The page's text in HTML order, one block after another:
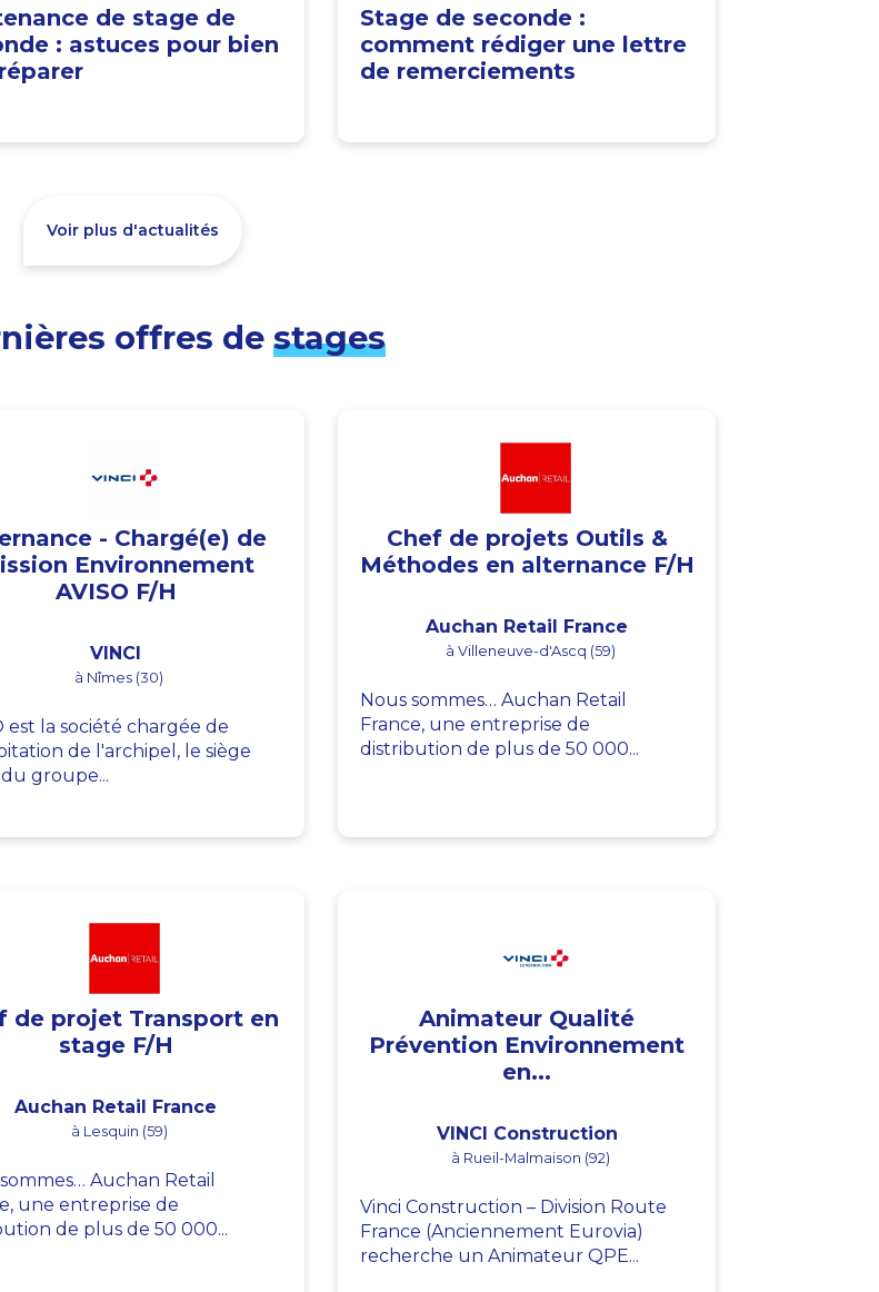
de stage de
: astuces pour bien
Stage de seconde :
comment rédiger une lettre
de remerciements
Voir plus d'actualités
offres de stages
- Chargé(e) de
Environnement
AVISO F/H
VINCI
à Nîmes (30)
est la société chargée de
de l'archipel, le siège
groupe...
Chef de projets Outils &
Méthodes en alternance F/H
Auchan Retail France
à Villeneuve-d'Ascq (59)
Nous sommes… Auchan Retail
France, une entreprise de
distribution de plus de 50 000...
de projet Transport en
stage F/H
Auchan Retail France
à Lesquin (59)
Auchan Retail
une entreprise de
de plus de 50 000...
Animateur Qualité
Prévention Environnement
en...
VINCI Construction
à Rueil-Malmaison (92)
Vinci Construction – Division Route
France (Anciennement Eurovia)
recherche un Animateur QPE...